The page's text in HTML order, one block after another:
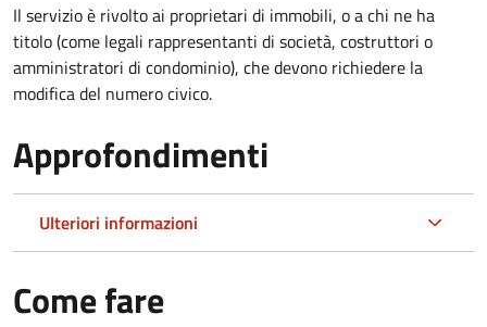
Il servizio è rivolto ai proprietari di immobili, o a chi ne ha
titolo (come legali rappresentanti di società, costruttori o
amministratori di condominio), che devono richiedere la
modifica del numero civico.
Approfondimenti
Ulteriori informazioni
Come fare